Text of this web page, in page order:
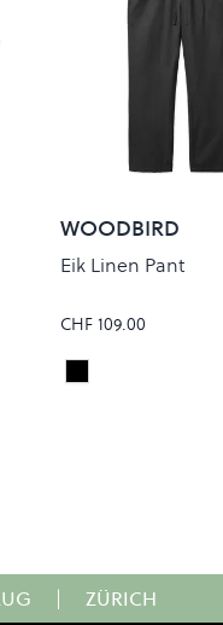
WOODBIRD
Eik Linen Pant
CHF 109.00
Colour
Black
| ZÜRICH